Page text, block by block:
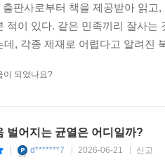
고, 선형적이며, 필연적인 것으
을 곳이 없는 세계이기도 했다.
한다. 미국이 강력한 이유 중 하
기 때문이다.
판사로부터 책을 제공받아 읽
적이 있다. 같은 민족끼리 잘사
데, 각종 제재로 어렵다고 알려진
이 되었나요?
벌어지는 균열은 어디일까?
d*******7 2026-06-21 신고